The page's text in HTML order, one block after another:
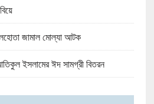
জামাল মোল্যা আটক
ইসলামের ঈদ সামগ্রী বিতরন